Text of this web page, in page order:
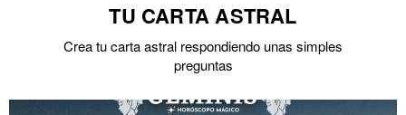
TU CARTA ASTRAL
Crea tu carta astral respondiendo unas simples
preguntas